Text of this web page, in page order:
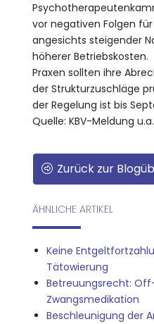
vor negativen Folgen
angesichts steigender
höherer Betriebskosten.
Praxen sollten ihre
der Strukturzuschläge
der Regelung ist bis
Quelle: KBV-Meldung
Zurück zur
ÄHNLICHE ARTIKEL
Keine
Tätowierung
Betreuungsrecht:
Zwangsmedikation
Beschleunigung der